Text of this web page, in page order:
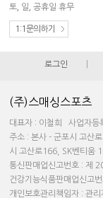
토, 일, 공휴일 휴무
1:1문의하기
로그인
(주)스매싱스포츠
대표자 : 이철희 사업자
주소 : 본사 - 군포시 고산
시 고산로166, SK벤티움
통신판매업신고번호 : 제
건강기능식품판매업신고
개인보호관리책임자 : 관